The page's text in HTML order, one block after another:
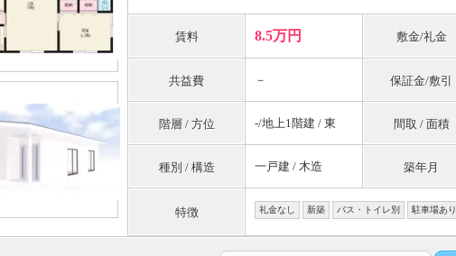
賃料 8.5万円 敷金/礼金
共益費 － 保証金/敷引
階層 / 方位 -/地上1階建 / 東 間取 / 面積
種別 / 構造 一戸建 / 木造 築年月
特徴 礼金なし 新築 バス・トイレ別 駐車場あり